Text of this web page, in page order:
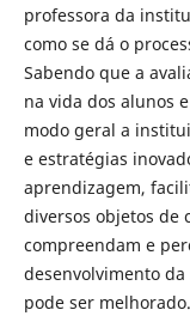
professora da
como se dá o
Sabendo que a
na vida dos alunos
modo geral a
e estratégias
aprendizagem,
diversos objetos de
compreendam e
desenvolvimento
pode ser melhorado.